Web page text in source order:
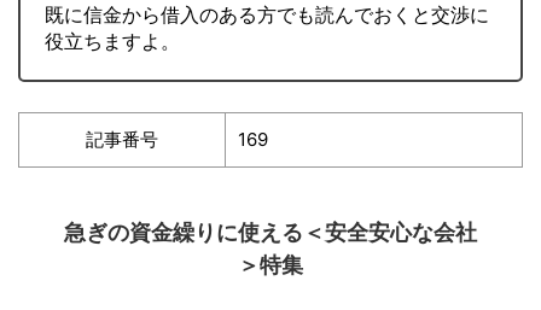
既に信金から借入のある方でも読んでおくと交渉に
役立ちますよ。
記事番号 169
急ぎの資金繰りに使える＜安全安心な会社
＞特集